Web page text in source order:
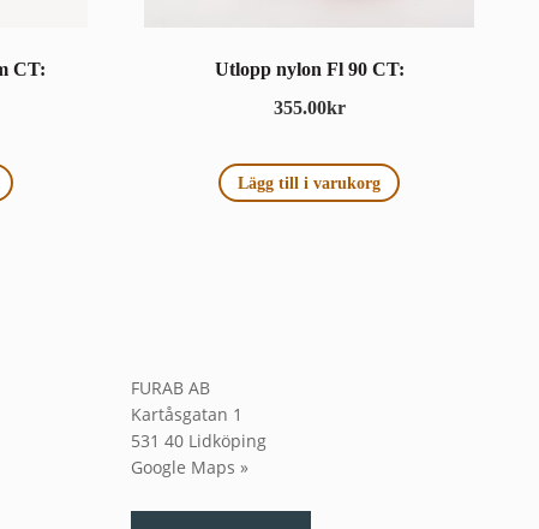
CT:
Utlopp nylon Fl 90 CT:
355.00kr
Lägg till i varukorg
FURAB AB
Kartåsgatan 1
531 40 Lidköping
Google Maps »